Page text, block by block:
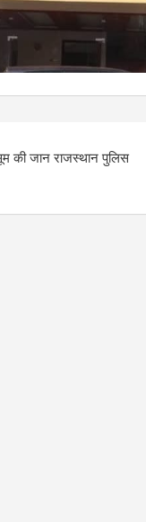
की जान राजस्थान पुलिस